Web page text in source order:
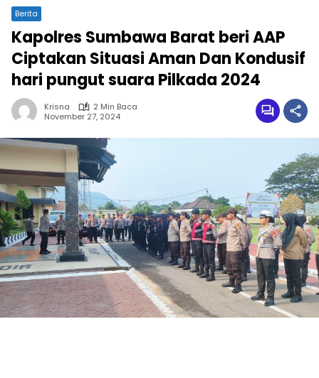
Berita
Kapolres Sumbawa Barat beri AAP
Ciptakan Situasi Aman Dan Kondusif
hari pungut suara Pilkada 2024
Krisna
2 Min Baca
November 27, 2024